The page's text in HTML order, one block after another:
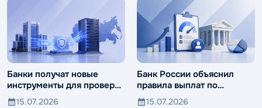
Банки получат новые
инструменты для проверки
компаний и клиентов
15.07.2026
Банк России объяснил
правила выплат по
вкладам иностранцев
15.07.2026